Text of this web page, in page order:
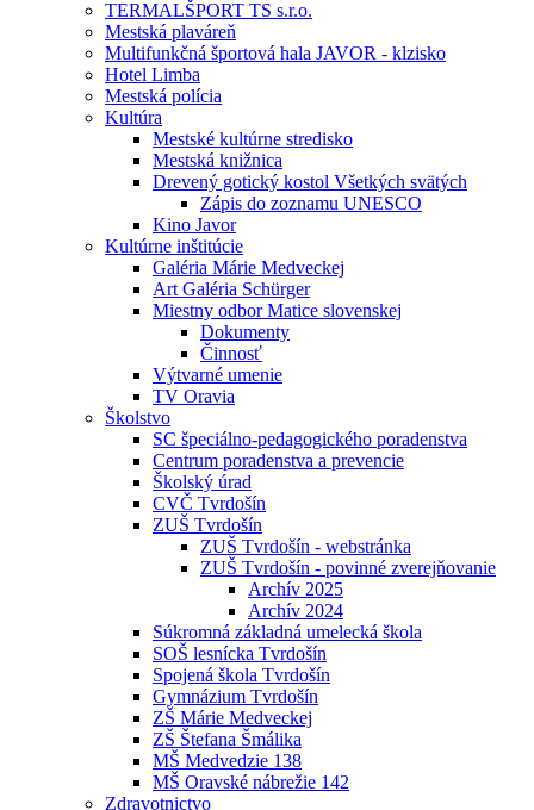
TERMALŠPORT TS s.r.o.
Mestská plaváreň
Multifunkčná športová hala JAVOR - klzisko
Hotel Limba
Mestská polícia
Kultúra
Mestské kultúrne stredisko
Mestská knižnica
Drevený gotický kostol Všetkých svätých
Zápis do zoznamu UNESCO
Kino Javor
Kultúrne inštitúcie
Galéria Márie Medveckej
Art Galéria Schürger
Miestny odbor Matice slovenskej
Dokumenty
Činnosť
Výtvarné umenie
TV Oravia
Školstvo
SC špeciálno-pedagogického poradenstva
Centrum poradenstva a prevencie
Školský úrad
CVČ Tvrdošín
ZUŠ Tvrdošín
ZUŠ Tvrdošín - webstránka
ZUŠ Tvrdošín - povinné zverejňovanie
Archív 2025
Archív 2024
Súkromná základná umelecká škola
SOŠ lesnícka Tvrdošín
Spojená škola Tvrdošín
Gymnázium Tvrdošín
ZŠ Márie Medveckej
ZŠ Štefana Šmálika
MŠ Medvedzie 138
MŠ Oravské nábrežie 142
Zdravotnictvo